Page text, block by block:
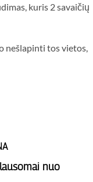
kuris 2 savaičių
nešlapinti tos vietos,
nuo